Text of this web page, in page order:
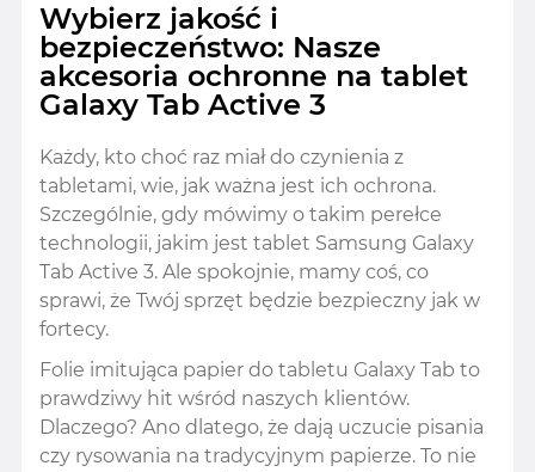
Wybierz jakość i
bezpieczeństwo: Nasze
akcesoria ochronne na tablet
Galaxy Tab Active 3
Każdy, kto choć raz miał do czynienia z
tabletami, wie, jak ważna jest ich ochrona.
Szczególnie, gdy mówimy o takim perełce
technologii, jakim jest tablet Samsung Galaxy
Tab Active 3. Ale spokojnie, mamy coś, co
sprawi, że Twój sprzęt będzie bezpieczny jak w
fortecy.
Folie imitująca papier do tabletu Galaxy Tab to
prawdziwy hit wśród naszych klientów.
Dlaczego? Ano dlatego, że dają uczucie pisania
czy rysowania na tradycyjnym papierze. To nie